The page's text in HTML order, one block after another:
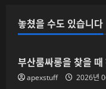
놓쳤을 수도 있습니다
부산룸싸롱을 찾을
apexstuff 2026년